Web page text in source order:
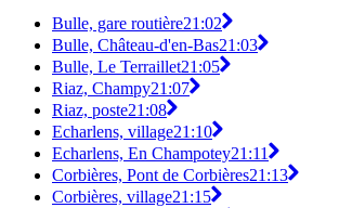
Bulle, gare routière21:02
Bulle, Château-d'en-Bas21:03
Bulle, Le Terraillet21:05
Riaz, Champy21:07
Riaz, poste21:08
Echarlens, village21:10
Echarlens, En Champotey21:11
Corbières, Pont de Corbières21:13
Corbières, village21:15